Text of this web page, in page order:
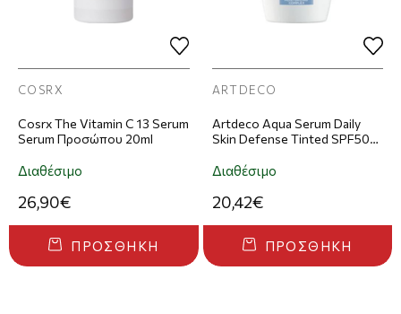
COSRX
Cosrx The Vitamin C 13 Serum
Serum Προσώπου 20ml
Διαθέσιμο
26,90€
ΠΡΟΣΘΉΚΗ
ARTDECO
Artdeco Aqua Serum Daily
Skin Defense Tinted SPF50+
40ml - 1
Διαθέσιμο
20,42€
ΠΡΟΣΘΉΚΗ